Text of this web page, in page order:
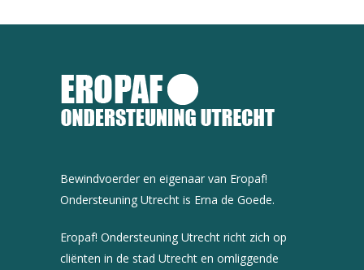
Bewindvoerder en eigenaar van Eropaf!
Ondersteuning Utrecht is Erna de Goede.
Eropaf! Ondersteuning Utrecht richt zich op
cliënten in de stad Utrecht en omliggende